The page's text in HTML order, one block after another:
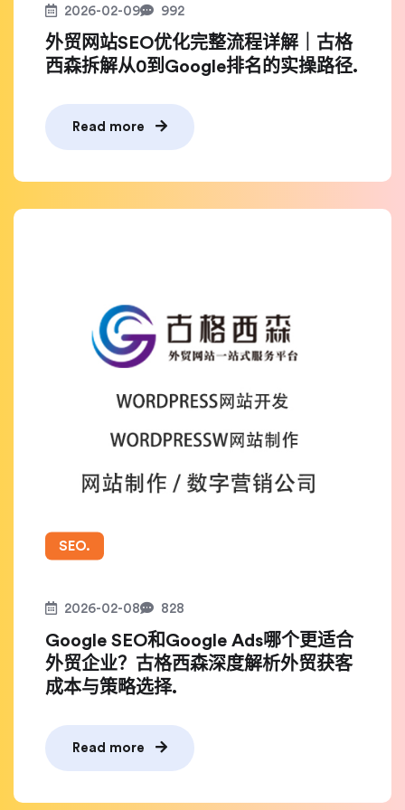
2026-02-09 992
外贸网站SEO优化完整流程详解｜古格
西森拆解从0到Google排名的实操路径.
Read more
SEO.
2026-02-08 828
Google SEO和Google Ads哪个更适合
外贸企业？古格西森深度解析外贸获客
成本与策略选择.
Read more